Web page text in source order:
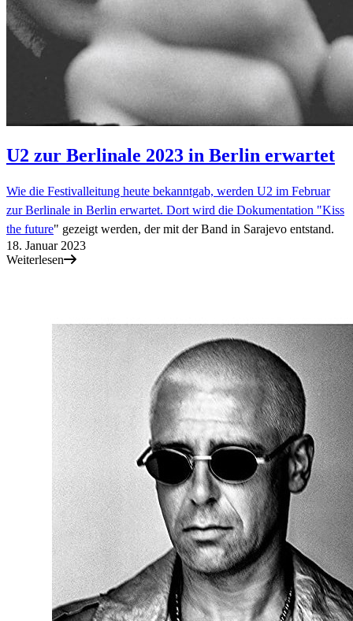
U2 zur Berlinale 2023 in Berlin erwartet
Wie die Festivalleitung heute bekanntgab, werden U2 im Februar
zur Berlinale in Berlin erwartet. Dort wird die Dokumentation "Kiss
the future" gezeigt werden, der mit der Band in Sarajevo entstand.
18. Januar 2023
Weiterlesen